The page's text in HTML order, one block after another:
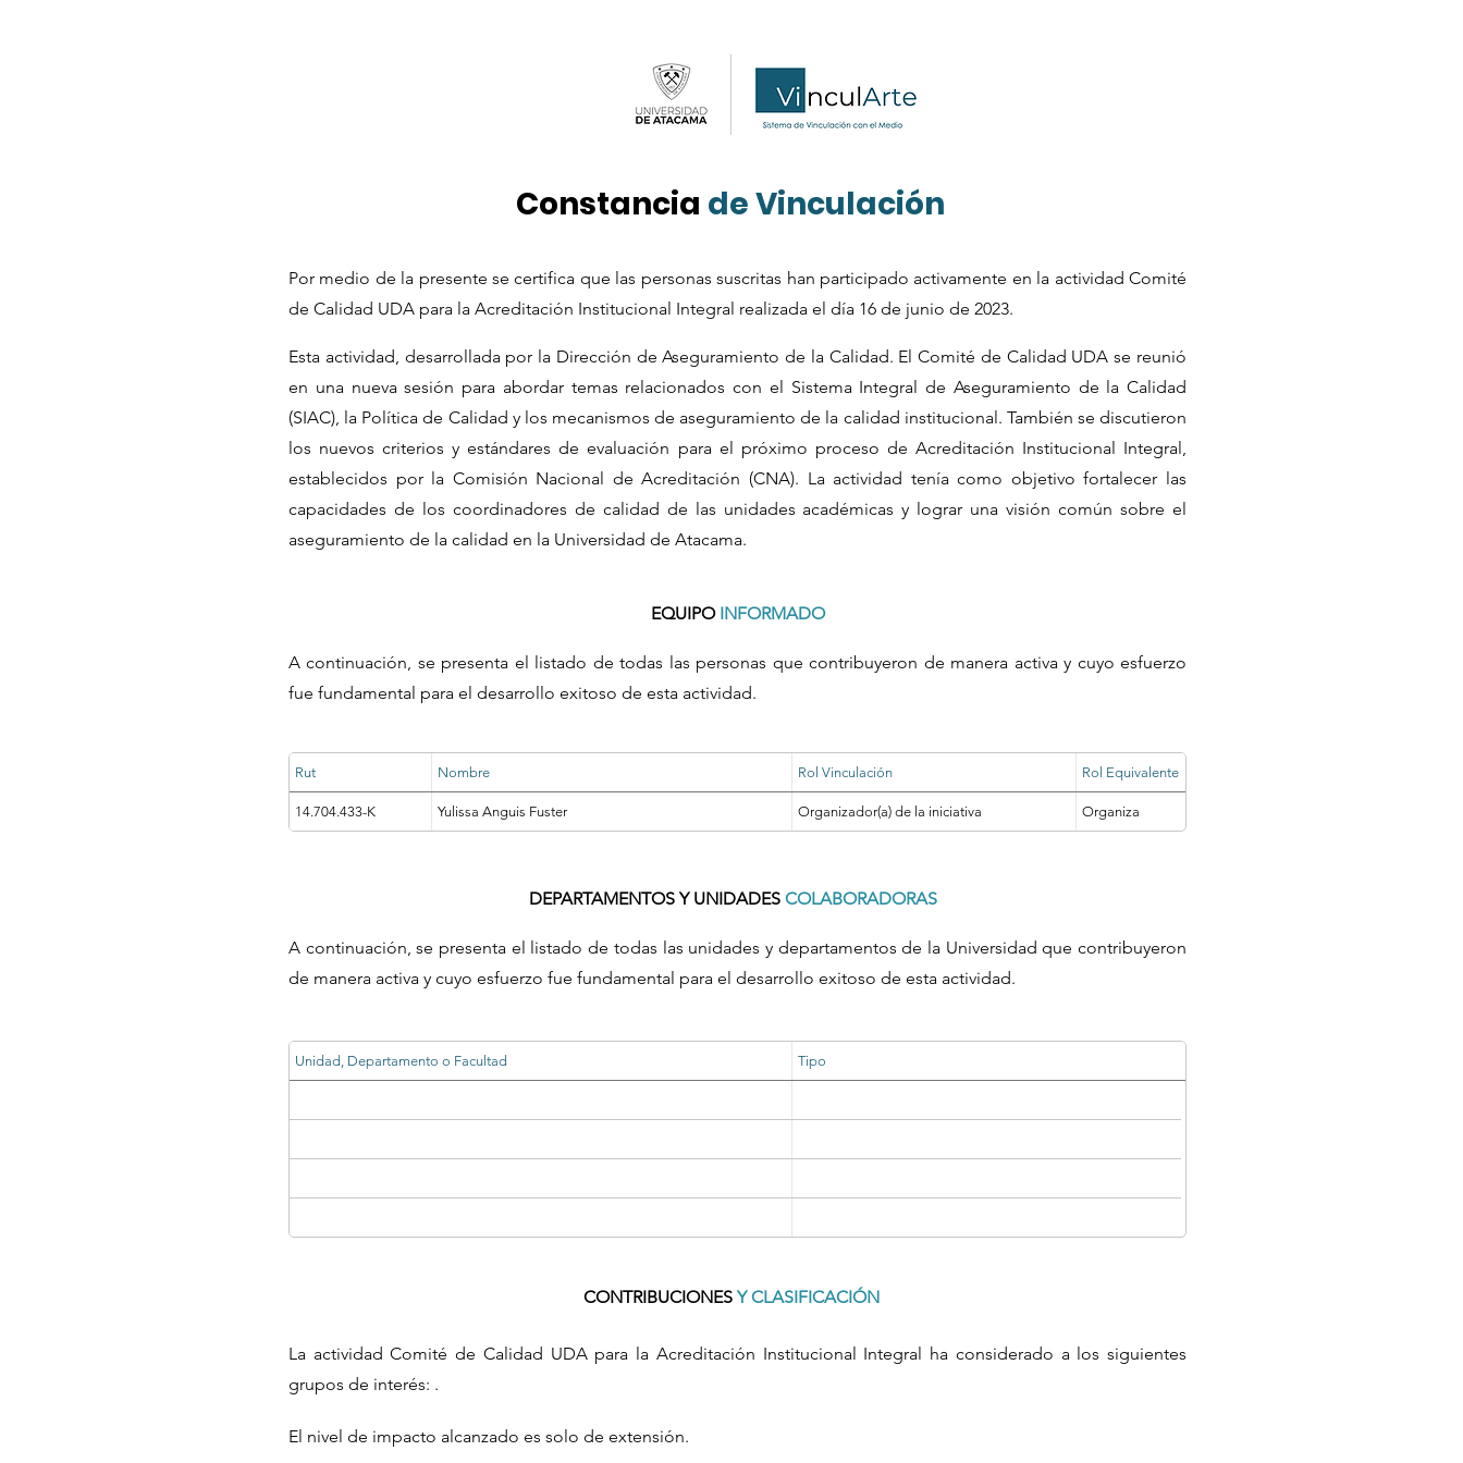
Constancia de Vinculación
Por medio de la presente se certifica que las personas suscritas han participado activamente en la actividad Comité
de Calidad UDA para la Acreditación Institucional Integral realizada el día 16 de junio de 2023.
Esta actividad, desarrollada por la Dirección de Aseguramiento de la Calidad. El Comité de Calidad UDA se reunió
en una nueva sesión para abordar temas relacionados con el Sistema Integral de Aseguramiento de la Calidad
(SIAC), la Política de Calidad y los mecanismos de aseguramiento de la calidad institucional. También se discutieron
los nuevos criterios y estándares de evaluación para el próximo proceso de Acreditación Institucional Integral,
establecidos por la Comisión Nacional de Acreditación (CNA). La actividad tenía como objetivo fortalecer las
capacidades de los coordinadores de calidad de las unidades académicas y lograr una visión común sobre el
aseguramiento de la calidad en la Universidad de Atacama.
EQUIPO INFORMADO
A continuación, se presenta el listado de todas las personas que contribuyeron de manera activa y cuyo esfuerzo
fue fundamental para el desarrollo exitoso de esta actividad.
Rut Nombre Rol Vinculación Rol Equivalente
14.704.433-K Yulissa Anguis Fuster Organizador(a) de la iniciativa Organiza
DEPARTAMENTOS Y UNIDADES COLABORADORAS
A continuación, se presenta el listado de todas las unidades y departamentos de la Universidad que contribuyeron
de manera activa y cuyo esfuerzo fue fundamental para el desarrollo exitoso de esta actividad.
Unidad, Departamento o Facultad Tipo
CONTRIBUCIONES Y CLASIFICACIÓN
La actividad Comité de Calidad UDA para la Acreditación Institucional Integral ha considerado a los siguientes
grupos de interés: .
El nivel de impacto alcanzado es solo de extensión.